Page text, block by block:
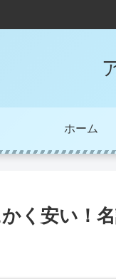
ホーム
かく安い！